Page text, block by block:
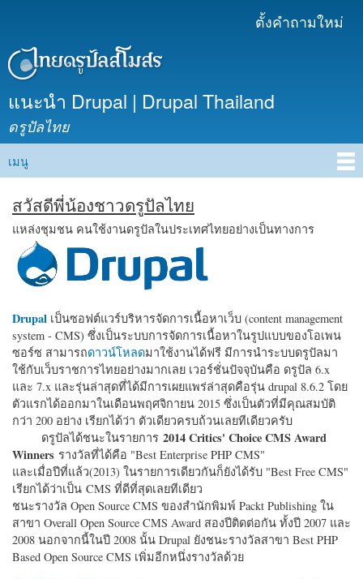
เนื้อหา
ตั้งคำถามใหม่
แนะนำ Drupal | Drupal Thailand
ดรูปัลไทย
Main menu
เมนู
สวัสดีพี่น้องชาวดรูปัลไทย
แหล่งชุมชน คนใช้งานดรูปัลในประเทศไทยอย่างเป็นทางการ
Drupal เป็นซอฟต์แวร์บริหารจัดการเนื้อหาเว็บ (content management
system - CMS) ซึ่งเป็นระบบการจัดการเนื้อหาในรูปแบบของโอเพน
ซอร์ซ สามารถดาวน์โหลดมาใช้งานได้ฟรี มีการนำระบบดรูปัลมา
ใช้กับเว็บราชการไทยอย่างมากเลย เวอร์ชั่นปัจจุบันคือ ดรูปัล 6.x
และ 7.x และรุ่นล่าสุดที่ได้มีการเผยแพร่ล่าสุดคือรุ่น drupal 8.6.2 โดย
ตัวแรกได้ออกมาในเดือนพฤศจิกายน 2015 ซึ่งเป็นตัวที่มีคุณสมบัติ
กว่า 200 อย่าง เรียกได้ว่า ตัวเดียวครบถ้วนเลยทีเดียวครับ
ดรูปัลได้ชนะในรายการ 2014 Critics' Choice CMS Award
Winners รางวัลที่ได้คือ "Best Enterprise PHP CMS"
และเมื่อปีที่แล้ว(2013) ในรายการเดียวกันก็ยังได้รับ "Best Free CMS"
เรียกได้ว่าเป็น CMS ที่ดีที่สุดเลยทีเดียว
ชนะรางวัล Open Source CMS ของสำนักพิมพ์ Packt Publishing ใน
สาขา Overall Open Source CMS Award สองปีติดต่อกัน ทั้งปี 2007 และ
2008 นอกจากนี้ในปี 2008 นั้น Drupal ยังชนะรางวัลสาขา Best PHP
Based Open Source CMS เพิ่มอีกหนึ่งรางวัลด้วย